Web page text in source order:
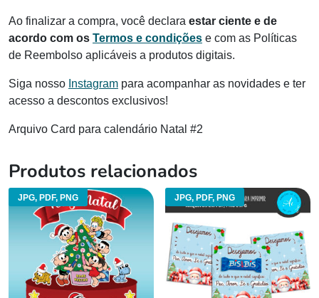
Ao finalizar a compra, você declara estar ciente e de
acordo com os Termos e condições e com as Políticas
de Reembolso aplicáveis a produtos digitais.
Siga nosso Instagram para acompanhar as novidades e ter
acesso a descontos exclusivos!
Arquivo Card para calendário Natal #2
Produtos relacionados
JPG, PDF, PNG JPG, PDF, PNG